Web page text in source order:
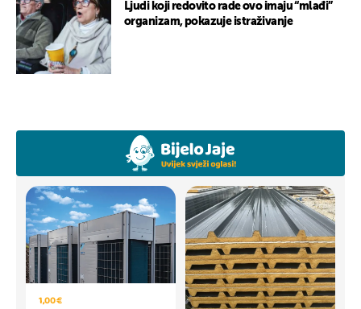
Ljudi koji redovito rade ovo imaju “mlađi”
organizam, pokazuje istraživanje
1,00 €